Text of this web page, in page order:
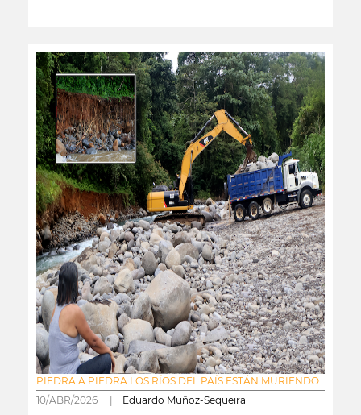
PIEDRA A PIEDRA LOS RÍOS DEL PAÍS ESTÁN MURIENDO
10/ABR/2026 | Eduardo Muñoz-Sequeira